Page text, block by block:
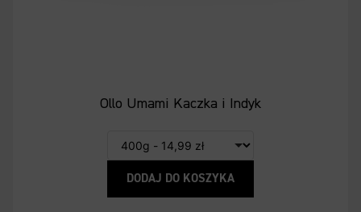
Ollo Umami Kaczka i Indyk
DODAJ DO KOSZYKA